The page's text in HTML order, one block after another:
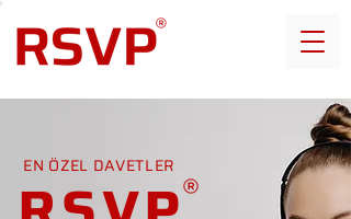
EN ÖZEL DAVETLER